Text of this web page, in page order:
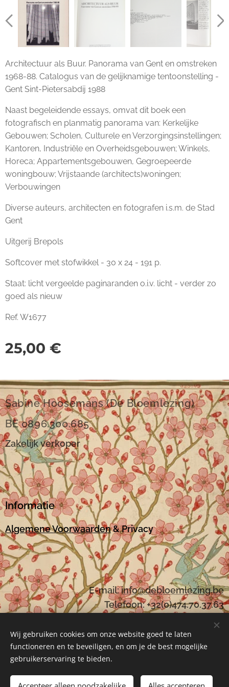
Architectuur als Buur. Panorama van Gent en omstreken
1968-88. Catalogus van de gelijknamige tentoonstelling -
Gent Sint-Pietersabdij 1988
Naast begeleidende essays, omvat dit boek een
fotografisch en planmatig panorama van: Kerkelijke
Gebouwen; Scholen, Culturele en Verzorgingsinstellingen;
Kantoren, Industriële en Overheidsgebouwen; Winkels,
Horeca; Appartementsgebouwen, Gegroepeerde
woningbouw; Vrijstaande (architects)woningen;
Verbouwingen
Diverse auteurs, architecten en fotografen i.s.m. de Stad
Gent
Uitgerij Brepols
Softcover met stofwikkel - 30 x 24 - 191 p.
Staat: licht vergeelde paginaranden o.i.v. licht - verder zo
goed als nieuw
Ref. W1677
25,00 €
Toevoegen aan de winkelwagen
Sabine Hoosemans (De Bloemlezing)
BE 0896.300.685
Zakelijk verkoper
Informatie
Algemene Voorwaarden& Privacy
E-mail:info@debloemlezing.be
Telefoon: +32(0)474.70.37.63
Mogelijk gemaakt doorWebnode Cookies
Wij gebruiken cookies om onze website goed te laten
functioneren en te beveiligen, en om je de best mogelijke
gebruikerservaring te bieden.